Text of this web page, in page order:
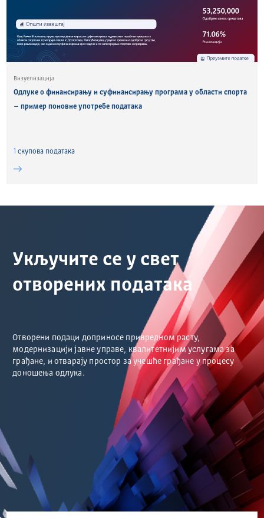
Визуелизација
Одлуке о финансирању и суфинансирању програма у области спорта
– пример поновне употребе података
1 скуповa података
Укључите се у свет
отворених података
Отворени подаци доприносе привредном расту,
модернизацији јавне управе, квалитетнијим услугама за
грађане, и отварају простор за учешће грађане у процесу
доношења одлука.